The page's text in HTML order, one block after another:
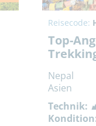
Reisecode:
Top-
Nepal
Asien
Technik: